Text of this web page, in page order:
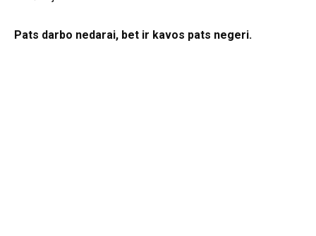
Pats darbo nedarai, bet ir kavos pats negeri.